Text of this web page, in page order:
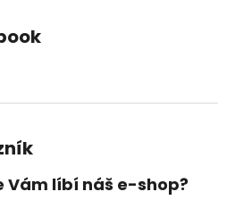
Vám líbí náš e-shop?